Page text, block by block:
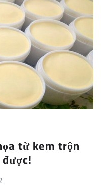
từ kem trộn